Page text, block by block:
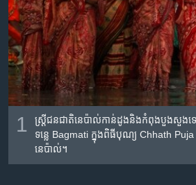
សម្ព័ន្ធ​
រំលង​
និង​
ចូល​
ទៅ​
ទំព័រ​
ស្វែង​
Khmer English
បណ្តាញ​សង្គម
ភាសា
1
ស្ត្រី​ជន​ជាតិ​នេប៉ាល់​កាន់​ដូង​និង​កំពុង​បួង​សួង​ទៅ​
ទន្លេ Bagmati ក្នុង​ពិធី​បុណ្យ​ Chhath Puja
នេប៉ាល់។